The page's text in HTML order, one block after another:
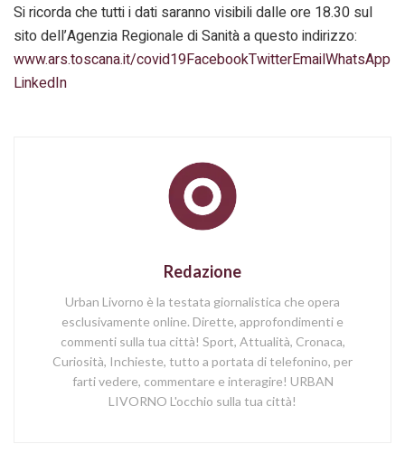
Si ricorda che tutti i dati saranno visibili dalle ore 18.30 sul
sito dell’Agenzia Regionale di Sanità a questo indirizzo:
www.ars.toscana.it/covid19FacebookTwitterEmailWhatsApp
LinkedIn
Redazione
Urban Livorno è la testata giornalistica che opera
esclusivamente online. Dirette, approfondimenti e
commenti sulla tua città! Sport, Attualità, Cronaca,
Curiosità, Inchieste, tutto a portata di telefonino, per
farti vedere, commentare e interagire! URBAN
LIVORNO L'occhio sulla tua città!